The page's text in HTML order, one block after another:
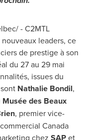
- C2MTL
leaders, ce
de prestige à son
du 27 au 29 mai
issues du
Nathalie Bondil,
Musée des Beaux
, premier vice-
Canada
chez et